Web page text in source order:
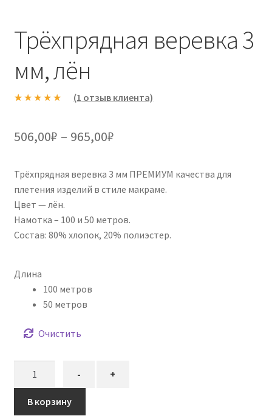
Трёхпрядная веревка 3
мм, лён
основе
пользовател
я
(1 отзыв клиента)
506,00₽ – 965,00₽Диапазон
506,00₽
965,00₽
Трёхпрядная веревка 3 мм ПРЕМИУМ качества для
плетения изделий в стиле макраме.
Цвет — лён.
Намотка – 100 и 50 метров.
Состав: 80% хлопок, 20% полиэстер.
Длина
100 метров
50 метров
Очистить
Трёхпрядная
веревка
- +
В корзину